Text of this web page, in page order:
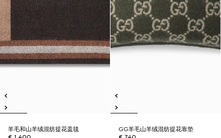
羊毛和山羊绒混纺提花盖毯
GG羊毛山羊绒混纺提花靠垫